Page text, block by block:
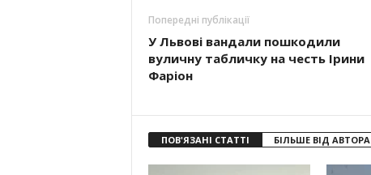
Попередні публікації
У Львові вандали пошкодили
вуличну табличку на честь Ірини
Фаріон
ПОВ'ЯЗАНІ СТАТТІ БІЛЬШЕ ВІД АВТОРА